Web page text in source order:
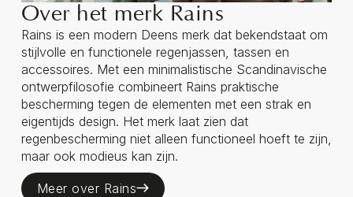
Over het merk Rains
Rains is een modern Deens merk dat bekendstaat om
stijlvolle en functionele regenjassen, tassen en
accessoires. Met een minimalistische Scandinavische
ontwerpfilosofie combineert Rains praktische
bescherming tegen de elementen met een strak en
eigentijds design. Het merk laat zien dat
regenbescherming niet alleen functioneel hoeft te zijn,
maar ook modieus kan zijn.
Meer over Rains